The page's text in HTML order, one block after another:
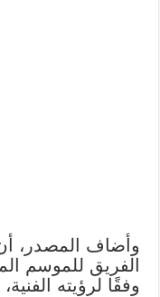
وأضاف المصدر،
الفريق للموسم
وفقًا لرؤيته